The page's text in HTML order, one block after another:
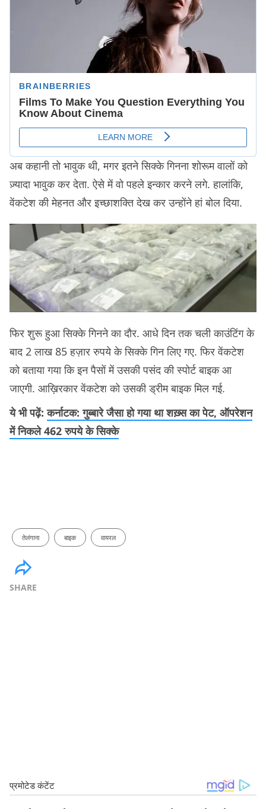
अब कहानी तो भावुक थी, मगर इतने सिक्के गिनना शोरूम वालों को
ज़्यादा भावुक कर देता. ऐसे में वो पहले इन्कार करने लगे. हालांकि,
वेंकटेश की मेहनत और इच्छाशक्ति देख कर उन्होंने हां बोल दिया.
फिर शुरू हुआ सिक्के गिनने का दौर. आधे दिन तक चली काउंटिंग के
बाद 2 लाख 85 हज़ार रुपये के सिक्के गिन लिए गए. फिर वेंकटेश
को बताया गया कि इन पैसों में उसकी पसंद की स्पोर्ट बाइक आ
जाएगी. आख़िरकार वेंकटेश को उसकी ड्रीम बाइक मिल गई.
ये भी पढ़ें:कर्नाटक: गुब्बारे जैसा हो गया था शख़्स का पेट, ऑपरेशन
में निकले 462 रुपये के सिक्के
तेलंगाना बाइक वायरल
SHARE